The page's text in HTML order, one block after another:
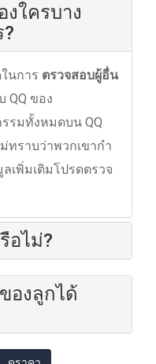
ใครบาง
นการ ตรวจสอบผู้อื่น
QQ ของ
รมทั้งหมดบน QQ
ราบว่าพวกเขากํา
เพิ่มเติมโปรดตรวจ
อไม่?
องลูกได้